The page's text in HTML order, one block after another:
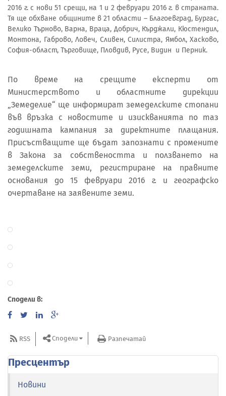
2016 г. с нови 51 срещи, на 1 и 2 февруари 2016 г. в страната.
Тя ще обхване общините в 21 области – Благоевград, Бургас,
Велико Търново, Варна, Враца, Добрич, Кърджали, Кюстендил,
Монтона, Габрово, Ловеч, Сливен, Силистра, Ямбол, Хасково,
София-област, Търговище, Пловдив, Русе, Видин и Перник.
По време на срещите експерти от
Министерството и областните дирекции
„Земеделие“ ще информират земеделските стопани
във връзка с новостите и изискванията по таз
годишната кампания за директните плащания.
Присъстващите ще бъдат запознати с промените
в Закона за собствеността и ползването на
земеделските земи, регистриране на правните
основания до 15 февруари 2016 г. и географско
очертаване на заявените земи.
Сподели в:
RSS Сподели Разпечатай
Пресцентър
Новини